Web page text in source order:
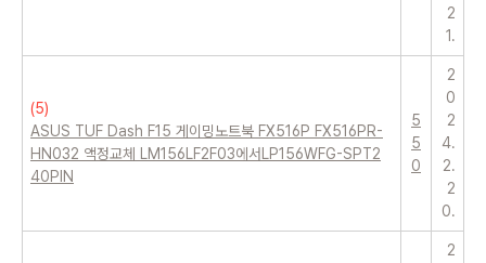
2
1.
(5)
ASUS TUF Dash F15 게이밍노트북 FX516P FX516PR-
HN032 액정교체 LM156LF2F03에서LP156WFG-SPT2
40PIN
5
5
0
2
0
2
4.
2.
2
0.
2